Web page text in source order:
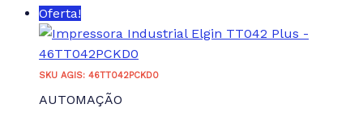
Oferta!
SKU AGIS: 46TT042PCKD0
AUTOMAÇÃO